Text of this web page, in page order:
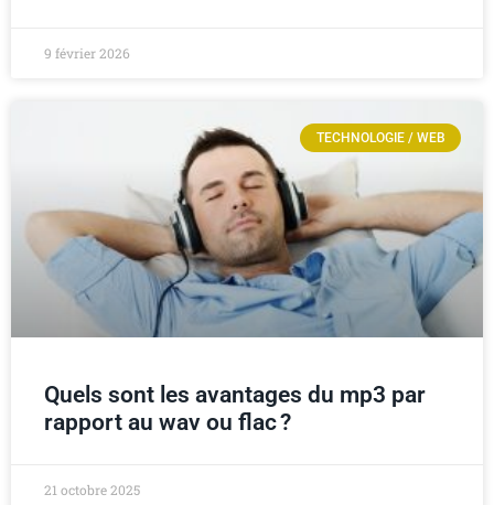
9 février 2026
TECHNOLOGIE / WEB
Quels sont les avantages du mp3 par
rapport au wav ou flac ?
21 octobre 2025